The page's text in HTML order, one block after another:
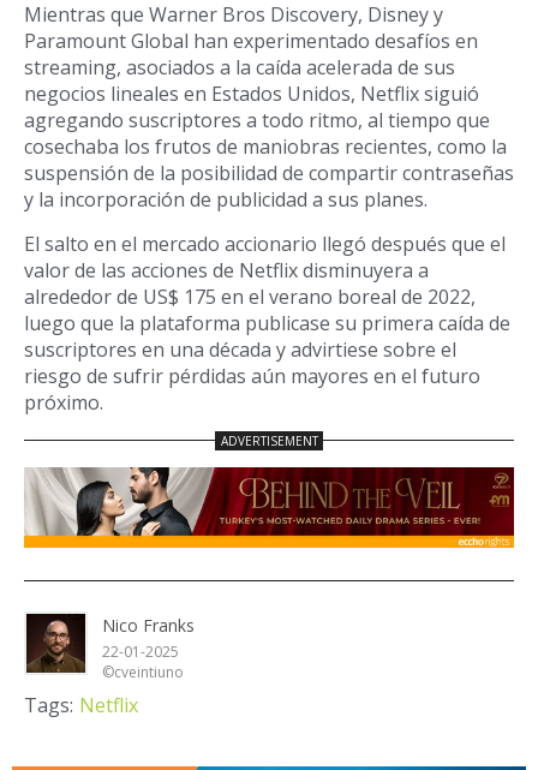
Mientras que Warner Bros Discovery, Disney y
Paramount Global han experimentado desafíos en
streaming, asociados a la caída acelerada de sus
negocios lineales en Estados Unidos, Netflix siguió
agregando suscriptores a todo ritmo, al tiempo que
cosechaba los frutos de maniobras recientes, como la
suspensión de la posibilidad de compartir contraseñas
y la incorporación de publicidad a sus planes.
El salto en el mercado accionario llegó después que el
valor de las acciones de Netflix disminuyera a
alrededor de US$ 175 en el verano boreal de 2022,
luego que la plataforma publicase su primera caída de
suscriptores en una década y advirtiese sobre el
riesgo de sufrir pérdidas aún mayores en el futuro
próximo.
Nico Franks
22-01-2025
©cveintiuno
Tags: Netflix